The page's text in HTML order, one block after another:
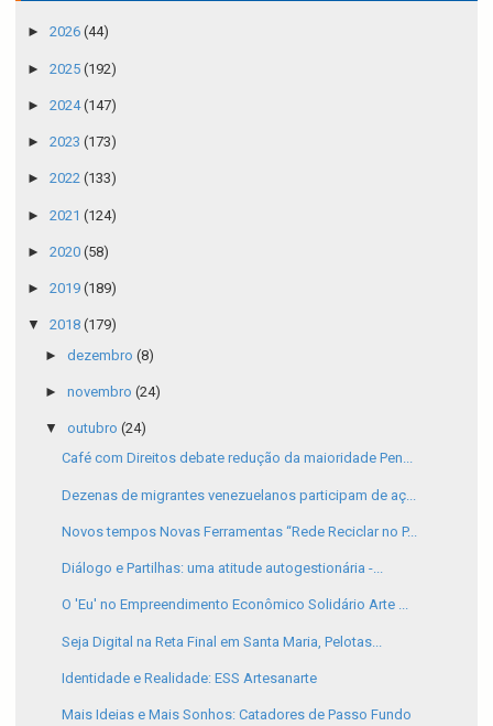
► 2026 (44)
► 2025 (192)
► 2024(147)
► 2023 (173)
► 2022 (133)
► 2021 (124)
► 2020 (58)
► 2019 (189)
▼ 2018 (179)
► dezembro (8)
► novembro (24)
▼ outubro (24)
Café com Direitos debate redução da maioridade Pen...
Dezenas de migrantes venezuelanos participam de aç...
Novos tempos Novas Ferramentas “Rede Reciclar no P...
Diálogo e Partilhas: uma atitude autogestionária -...
O 'Eu' no Empreendimento Econômico Solidário Arte ...
Seja Digital na Reta Final em Santa Maria, Pelotas...
Identidade e Realidade: ESS Artesanarte
Mais Ideias e Mais Sonhos: Catadores de Passo Fundo